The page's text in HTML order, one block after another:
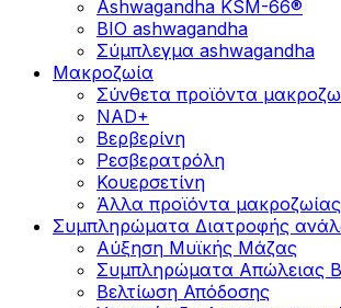
Ashwagandha KSM-66®
BIO ashwagandha
Σύμπλεγμα ashwagandha
Μακροζωία
Σύνθετα προϊόντα
NAD+
Βερβερίνη
Ρεσβερατρόλη
Κουερσετίνη
Άλλα προϊόντα μακροζωίας
Συμπληρώματα Διατροφής
Αύξηση Μυϊκής Μάζας
Συμπληρώματα Aπώλειας
Βελτίωση Απόδοσης